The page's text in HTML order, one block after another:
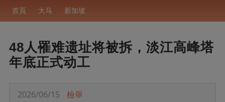
首頁 大马 新加坡
48人罹难遗址将被拆，淡江高峰塔
年底正式动工
2026/06/15 檢舉